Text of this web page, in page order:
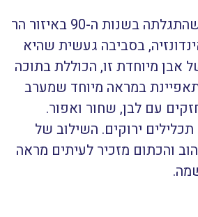
אבן חדשה יחסית שהתגלתה בשנות ה-90 באיזור הר
בסביבה געשית שהיא
אבן מיוחדת זו, הכוללת בתוכה
במראה מיוחד שמערב
עם לבן, שחור ואפור.
תכלילים ירוקים. השילוב של
והכתום מזכיר לעיתים מראה